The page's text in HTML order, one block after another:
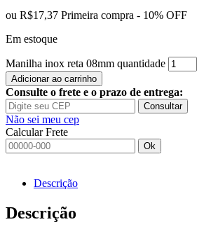
ou R$17,37 Primeira compra - 10% OFF
Em estoque
Manilha inox reta 08mm quantidade
Adicionar ao carrinho
Consulte o frete e o prazo de entrega:
Consultar
Não sei meu cep
Calcular Frete
Ok
Descrição
Descrição